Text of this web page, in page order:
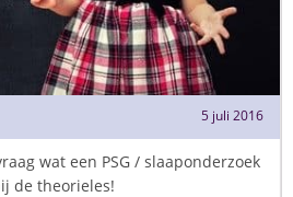
5 juli 2016
wat een PSG / slaaponderzoek
de theorieles!